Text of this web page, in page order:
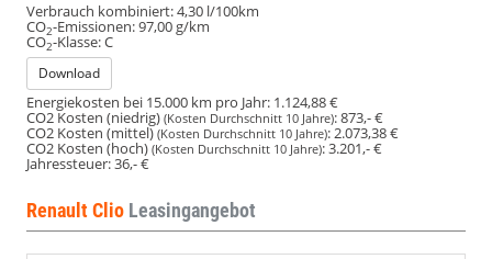
Verbrauch kombiniert:4,30 l/100km
CO2-Emissionen:97,00 g/km
CO2-Klasse:C
Download
Energiekosten bei 15.000 km pro Jahr: 1.124,88 €
CO2 Kosten (niedrig) (Kosten Durchschnitt 10 Jahre):873,- €
CO2 Kosten (mittel)(Kosten Durchschnitt 10 Jahre):2.073,38 €
CO2 Kosten (hoch) (Kosten Durchschnitt 10 Jahre):3.201,- €
Jahressteuer:36,- €
Renault Clio Leasingangebot